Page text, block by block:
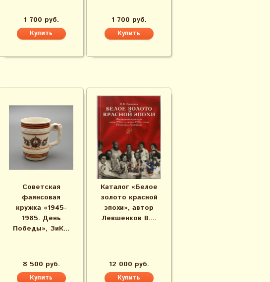
1 700 руб. 1 700 руб.
Советская
фаянсовая
кружка «1945-
1985. День
Победы», ЗиК...
8 500 руб.
Каталог «Белое
золото красной
эпохи», автор
Левшенков В....
12 000 руб.